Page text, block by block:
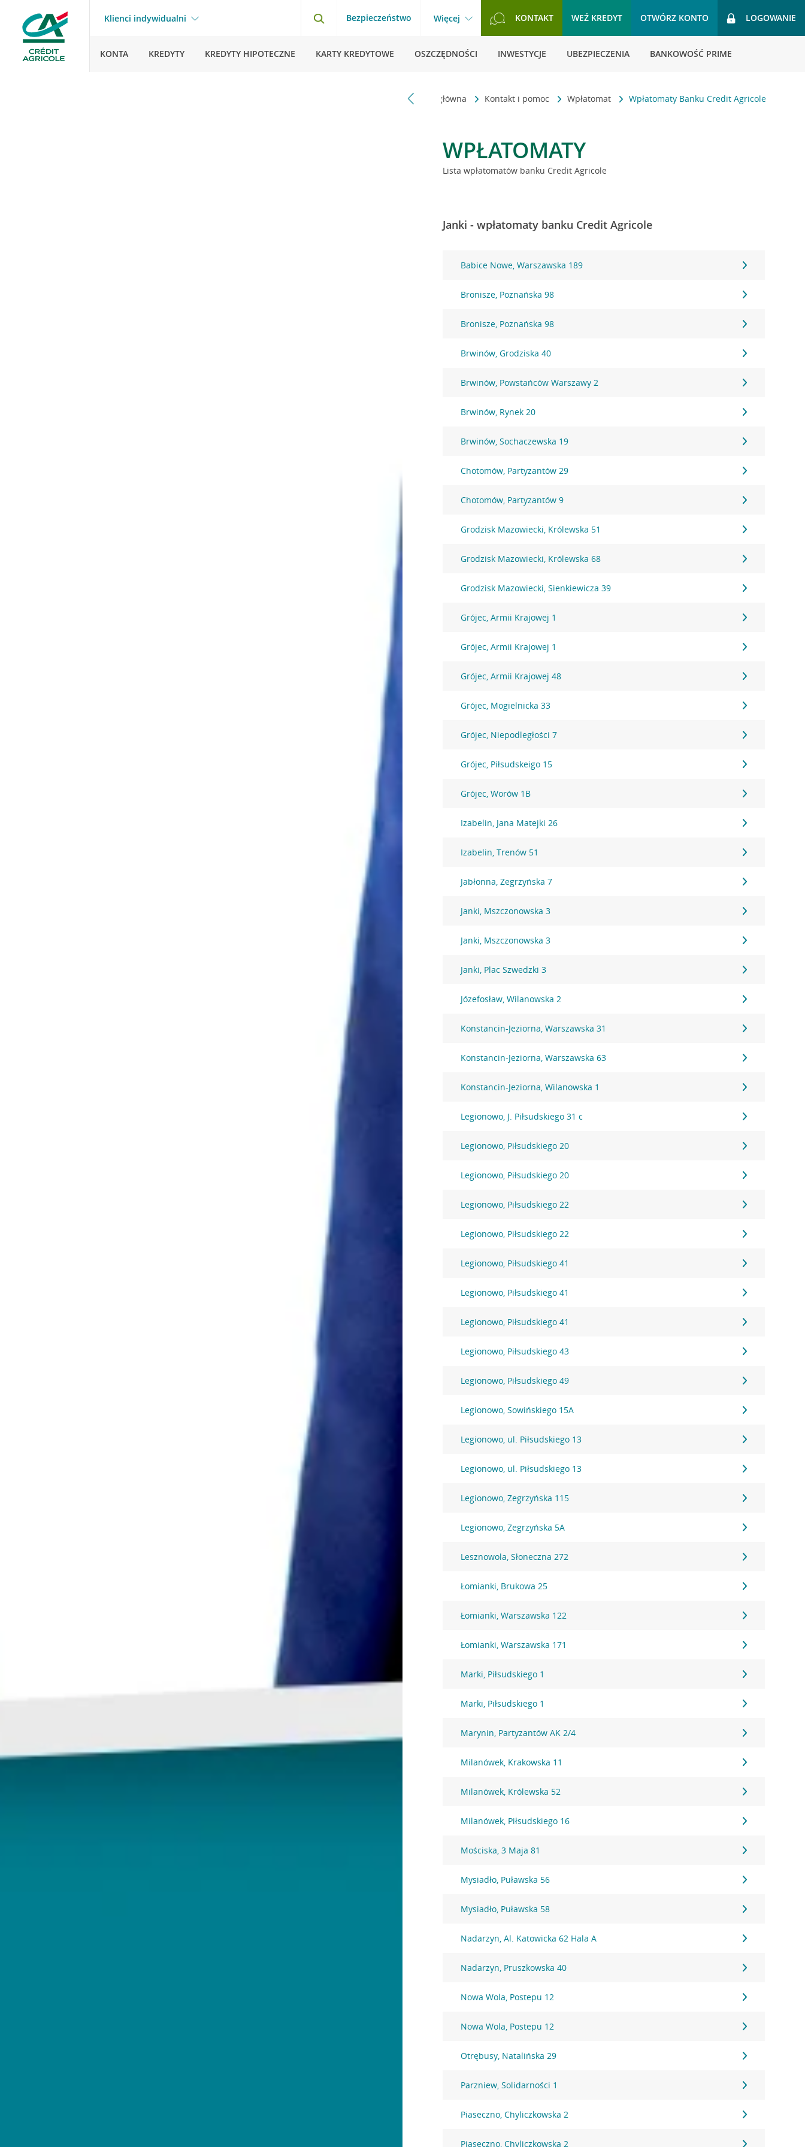
Klienci indywidualni Bezpieczeństwo Więcej KONTAKT WEŹ KREDYT OTWÓRZ KONTO LOGOWANIE
KONTA KREDYTY KREDYTY HIPOTECZNE KARTY KREDYTOWE OSZCZĘDNOŚCI INWESTYCJE UBEZPIECZENIA BANKOWOŚĆ PRIME
Strona główna Kontakt i pomoc Wpłatomat Wpłatomaty Banku Credit Agricole
WPŁATOMATY
Lista wpłatomatów banku Credit Agricole
Janki - wpłatomaty banku Credit Agricole
Babice Nowe, Warszawska 189
Bronisze, Poznańska 98
Bronisze, Poznańska 98
Brwinów, Grodziska 40
Brwinów, Powstańców Warszawy 2
Brwinów, Rynek 20
Brwinów, Sochaczewska 19
Chotomów, Partyzantów 29
Chotomów, Partyzantów 9
Grodzisk Mazowiecki, Królewska 51
Grodzisk Mazowiecki, Królewska 68
Grodzisk Mazowiecki, Sienkiewicza 39
Grójec, Armii Krajowej 1
Grójec, Armii Krajowej 1
Grójec, Armii Krajowej 48
Grójec, Mogielnicka 33
Grójec, Niepodległości 7
Grójec, Piłsudskeigo 15
Grójec, Worów 1B
Izabelin, Jana Matejki 26
Izabelin, Trenów 51
Jabłonna, Zegrzyńska 7
Janki, Mszczonowska 3
Janki, Mszczonowska 3
Janki, Plac Szwedzki 3
Józefosław, Wilanowska 2
Konstancin-Jeziorna, Warszawska 31
Konstancin-Jeziorna, Warszawska 63
Konstancin-Jeziorna, Wilanowska 1
Legionowo, J. Piłsudskiego 31 c
Legionowo, Piłsudskiego 20
Legionowo, Piłsudskiego 20
Legionowo, Piłsudskiego 22
Legionowo, Piłsudskiego 22
Legionowo, Piłsudskiego 41
Legionowo, Piłsudskiego 41
Legionowo, Piłsudskiego 41
Legionowo, Piłsudskiego 43
Legionowo, Piłsudskiego 49
Legionowo, Sowińskiego 15A
Legionowo, ul. Piłsudskiego 13
Legionowo, ul. Piłsudskiego 13
Legionowo, Zegrzyńska 115
Legionowo, Zegrzyńska 5A
Lesznowola, Słoneczna 272
Łomianki, Brukowa 25
Łomianki, Warszawska 122
Łomianki, Warszawska 171
Marki, Piłsudskiego 1
Marki, Piłsudskiego 1
Marynin, Partyzantów AK 2/4
Milanówek, Krakowska 11
Milanówek, Królewska 52
Milanówek, Piłsudskiego 16
Mościska, 3 Maja 81
Mysiadło, Puławska 56
Mysiadło, Puławska 58
Nadarzyn, Al. Katowicka 62 Hala A
Nadarzyn, Pruszkowska 40
Nowa Wola, Postepu 12
Nowa Wola, Postepu 12
Otrębusy, Natalińska 29
Parzniew, Solidarności 1
Piaseczno, Chyliczkowska 2
Piaseczno, Chyliczkowska 2